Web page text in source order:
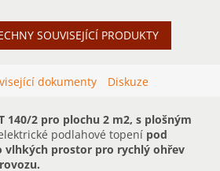
SOUVISEJÍCÍ PRODUKTY
dokumenty Diskuze
140/2 pro plochu 2 m2, s plošným
podlahové topení pod
vlhkých prostor pro rychlý ohřev